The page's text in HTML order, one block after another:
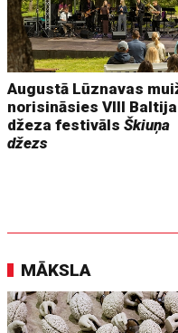
Augustā Lūznavas
norisināsies VIII
džeza festivālsŠkiuņa
džezs
MĀKSLA